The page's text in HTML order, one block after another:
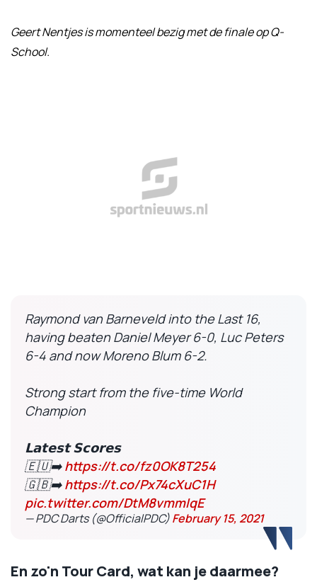
Geert Nentjes is momenteel bezig met de finale op Q-
School.
Raymond van Barneveld into the Last 16,
having beaten Daniel Meyer 6-0, Luc Peters
6-4 and now Moreno Blum 6-2.
Strong start from the five-time World
Champion
𝗟𝗮𝘁𝗲𝘀𝘁 𝗦𝗰𝗼𝗿𝗲𝘀
🇪🇺➡️https://t.co/fz0OK8T254
🇬🇧➡️https://t.co/Px74cXuC1H
pic.twitter.com/DtM8vmmIqE
— PDC Darts (@OfficialPDC)February 15, 2021
En zo'n Tour Card, wat kan je daarmee?